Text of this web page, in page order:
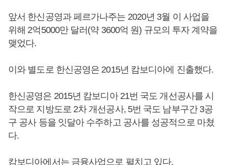
앞서 한신공영과 페르가나주는 2020년 3월 이 사업을
위해 2억5000만 달러(약 3600억 원) 규모의 투자 계약을
맺었다.
이와 별도로 한신공영은 2015년 캄보디아에 진출했다.
한신공영은 2015년 캄보디아 21번 국도 개선공사를 시
작으로 지방도로 2차 개선공사, 5번 국도 남부구간 3공
구 공사 등을 잇달아 수주하고 공사를 성공적으로 마쳤
다.
캄보디아에서는 금융사업으로 펼치고 있다.